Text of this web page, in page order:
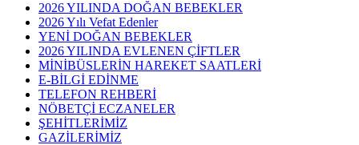
2026 YILINDA DOĞAN BEBEKLER
2026 Yılı Vefat Edenler
YENİ DOĞAN BEBEKLER
2026 YILINDA EVLENEN ÇİFTLER
MİNİBÜSLERİN HAREKET SAATLERİ
E-BİLGİ EDİNME
TELEFON REHBERİ
NÖBETÇİ ECZANELER
ŞEHİTLERİMİZ
GAZİLERİMİZ